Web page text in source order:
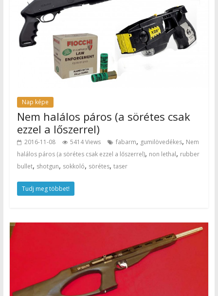
Nap képe
Nem halálos páros (a sörétes csak
ezzel a lőszerrel)
2016-11-08 5414 Views fabarm, gumilövedékes, Nem
halálos páros (a sörétes csak ezzel a lőszerrel), non lethal, rubber
bullet, shotgun, sokkoló, sörétes, taser
Tudj meg többet!